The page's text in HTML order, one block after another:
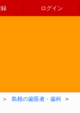
ログイン
へ移動
＞ 島根の歯医者・歯科
>